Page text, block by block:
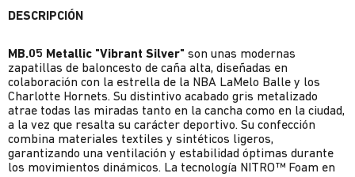
DESCRIPCIÓN
MB.05 Metallic "Vibrant Silver" son unas modernas
zapatillas de baloncesto de caña alta, diseñadas en
colaboración con la estrella de la NBA LaMelo Balle y los
Charlotte Hornets. Su distintivo acabado gris metalizado
atrae todas las miradas tanto en la cancha como en la ciudad,
a la vez que resalta su carácter deportivo. Su confección
combina materiales textiles y sintéticos ligeros,
garantizando una ventilación y estabilidad óptimas durante
los movimientos dinámicos. La tecnología NITRO™ Foam en